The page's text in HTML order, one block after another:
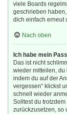
viele Boards
geschrieben
dich einfach erneut
Nach oben
Ich habe mein
Das ist nicht
wieder mitteilen, du
indem du auf der
vergessen“ klickst
schnell wieder
Solltest du
zurückzusetzen, so